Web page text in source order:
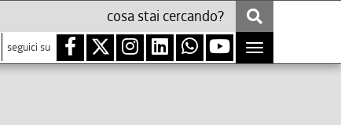
seguici su
Toggle
navigation